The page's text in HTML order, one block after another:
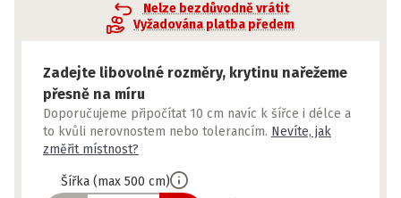
Nelze bezdůvodně vrátit
Vyžadována platba předem
Zadejte libovolné rozměry, krytinu nařežeme
přesně na míru
Doporučujeme připočítat 10 cm navíc k šířce i délce a
to kvůli nerovnostem nebo tolerancím. Nevíte, jak
změřit místnost?
Šířka (max 500 cm)